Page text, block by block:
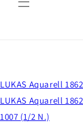
LUKAS Aquarell
LUKAS Aquarell
1007 (1/2 N.)